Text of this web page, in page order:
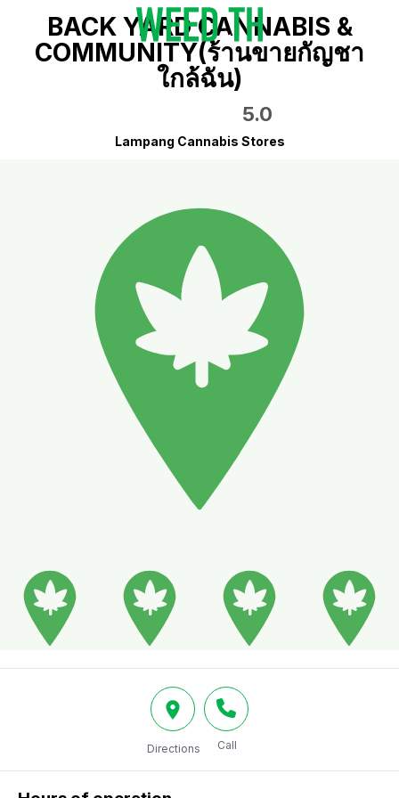
BACK YARD CANNABIS &
COMMUNITY(ร้านขายกัญชา
ใกล้ฉัน)
5.0
Lampang Cannabis Stores
Directions Call